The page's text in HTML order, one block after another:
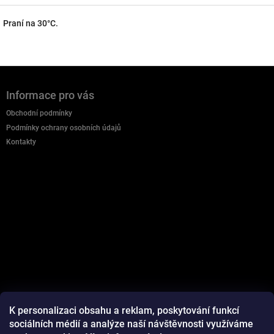
K personalizaci obsahu a reklam, poskytování funkcí
sociálních médií a analýze naší návštěvnosti využíváme
Praní na 30°C.
Informace pro vás
Obchodní podmínky
Podmínky ochrany osobních údajů
Kontakty